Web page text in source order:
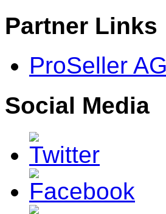
Partner Links
ProSeller AG
Social Media